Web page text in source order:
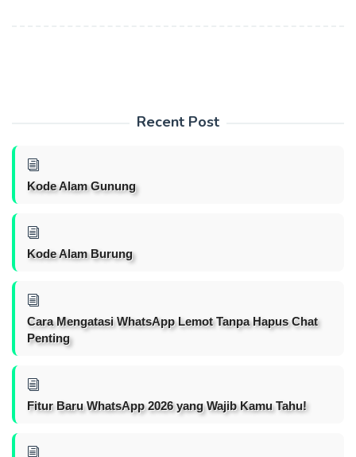
Recent Post
Kode Alam Gunung
Kode Alam Burung
Cara Mengatasi WhatsApp Lemot Tanpa Hapus Chat
Penting
Fitur Baru WhatsApp 2026 yang Wajib Kamu Tahu!